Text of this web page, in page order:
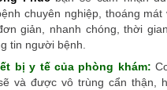
chuyên nghiệp, thoáng
giản, nhanh chóng, thời
tin người bệnh.
bị y tế của phòng khám:
và được vô trùng cẩn thận,